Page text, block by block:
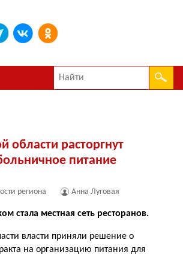
области расторгнут
питание
региона Анна Луговая
стала местная сеть ресторанов.
власти приняли решение о
на организацию питания для